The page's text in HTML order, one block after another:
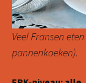
Veel Fransen
pannenkoeken).